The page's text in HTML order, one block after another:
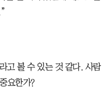
고 볼 수 있는 것 같다. 사람
요한가?